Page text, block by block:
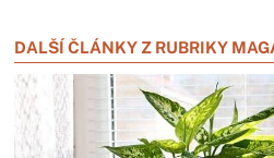
DALŠÍ ČLÁNKY Z RUBRIKY